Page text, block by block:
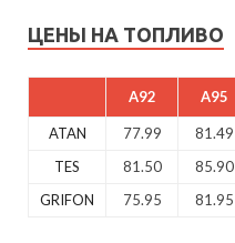
ЦЕНЫ НА ТОПЛИВО
A92 A95
ATAN 77.99 81.49
TES
81.50 85.90
GRIFON
75.95 81.95